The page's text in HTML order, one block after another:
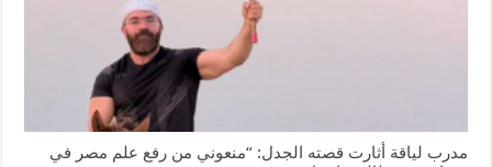
مدرب لياقة أثارت قصته الجدل: “منعوني من رفع علم مصر في